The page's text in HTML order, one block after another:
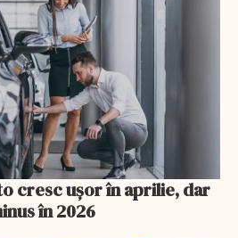
cresc ușor în aprilie, dar
în 2026